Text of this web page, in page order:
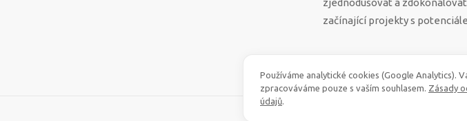
zjednodušovat a
začínající projekty s
Používáme analytické cookies (Google Analytics).
zpracováváme pouze s vaším souhlasem. Zásady
údajů.